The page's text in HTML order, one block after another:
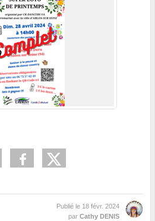
Publié le 18 févr. 2024
par Cathy DENIS